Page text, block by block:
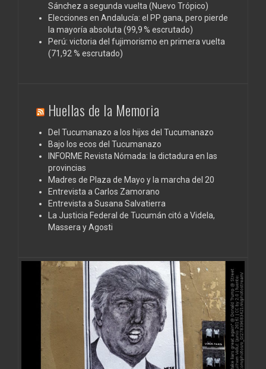
Sánchez a segunda vuelta (Nuevo Trópico)
Elecciones en Andalucía: el PP gana, pero pierde
la mayoría absoluta (99,9 % escrutado)
Perú: victoria del fujimorismo en primera vuelta
(71,92 % escrutado)
Huellas de la Memoria
Del Tucumanazo a los hijxs del Tucumanazo
Bajo los ecos del Tucumanazo
INFORME Revista Nómada: la dictadura en las
provincias
Madres de Plaza de Mayo y la marcha del 20
Entrevista a Carlos Zamorano
Entrevista a Susana Salvatierra
La Justicia Federal de Tucumán citó a Videla,
Massera y Agosti